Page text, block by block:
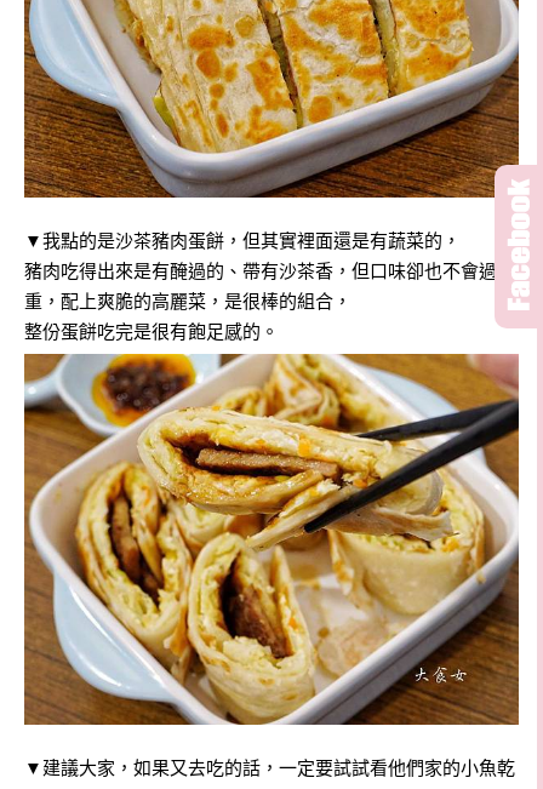
▼我點的是沙茶豬肉蛋餅，但其實裡面還是有蔬菜的，
豬肉吃得出來是有醃過的、帶有沙茶香，但口味卻也不會過
重，配上爽脆的高麗菜，是很棒的組合，
整份蛋餅吃完是很有飽足感的。
▼建議大家，如果又去吃的話，一定要試試看他們家的小魚乾